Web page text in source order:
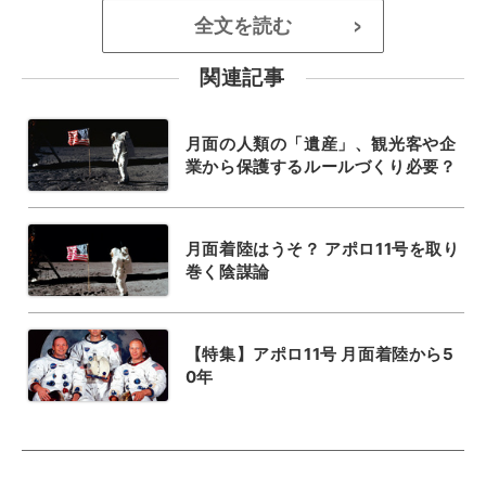
全文を読む >
関連記事
月面の人類の「遺産」、観光客や企
業から保護するルールづくり必要？
月面着陸はうそ？ アポロ11号を取り
巻く陰謀論
【特集】アポロ11号 月面着陸から5
0年